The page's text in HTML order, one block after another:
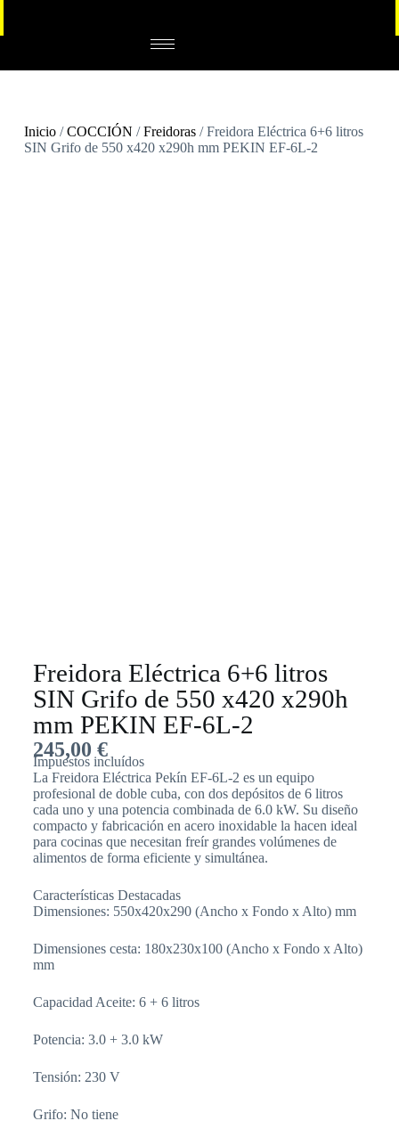
Inicio/COCCIÓN /Freidoras/ Freidora Eléctrica 6+6 litros
SIN Grifo de 550 x420 x290h mm PEKIN EF-6L-2
Freidora Eléctrica 6+6 litros
SIN Grifo de 550 x420 x290h
mm PEKIN EF-6L-2
245,00 €
Impuestos incluídos
La Freidora Eléctrica Pekín EF-6L-2 es un equipo
profesional de doble cuba, con dos depósitos de 6 litros
cada uno y una potencia combinada de 6.0 kW. Su diseño
compacto y fabricación en acero inoxidable la hacen ideal
para cocinas que necesitan freír grandes volúmenes de
alimentos de forma eficiente y simultánea.
Características Destacadas
Dimensiones: 550x420x290 (Ancho x Fondo x Alto) mm
Dimensiones cesta: 180x230x100 (Ancho x Fondo x Alto)
mm
Capacidad Aceite: 6 + 6 litros
Potencia: 3.0 + 3.0 kW
Tensión: 230 V
Grifo: No tiene